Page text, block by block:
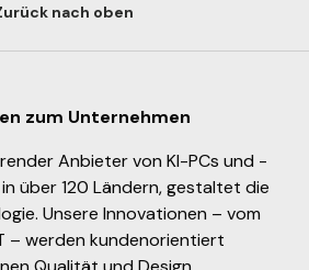
nach oben
zum Unternehmen
Anbieter von KI-PCs und -
über 120 Ländern, gestaltet die
Unsere Innovationen – vom
– werden kundenorientiert